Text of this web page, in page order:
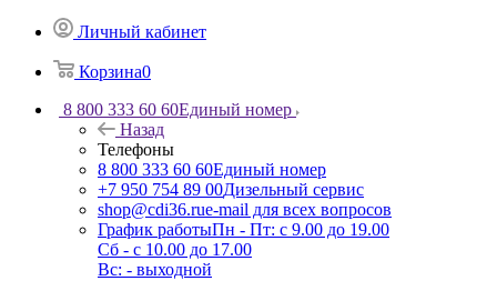
Личный кабинет
Корзина0
8 800 333 60 60Единый номер
Назад
Телефоны
8 800 333 60 60Единый номер
+7 950 754 89 00Дизельный сервис
shop@cdi36.rue-mail для всех вопросов
График работыПн - Пт: с 9.00 до 19.00
Сб - с 10.00 до 17.00
Вс: - выходной